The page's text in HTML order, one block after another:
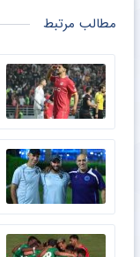
مطالب مرتبط